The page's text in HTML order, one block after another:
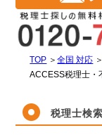
TOP ＞全国 対応
ACCESS税理士・
税理士検索